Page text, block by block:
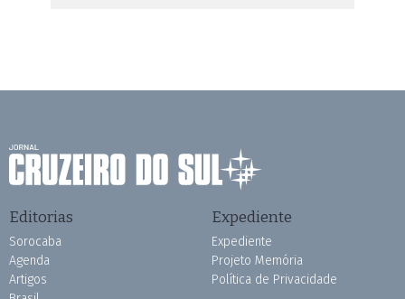
Editorias
Sorocaba
Agenda
Artigos
Expediente
Expediente
Projeto Memória
Política de Privacidade